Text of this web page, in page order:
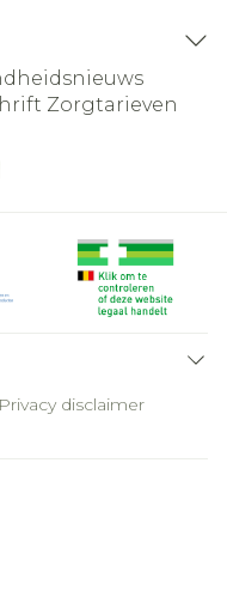
Zorgtarieven
Privacy disclaimer